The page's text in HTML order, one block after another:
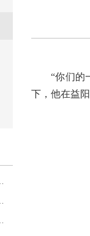
“你们的
下，他在益